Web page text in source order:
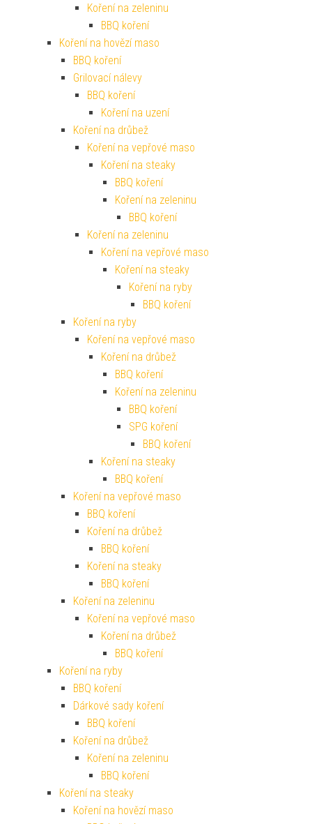
Koření na zeleninu
BBQ koření
Koření na hovězí maso
BBQ koření
Grilovací nálevy
BBQ koření
Koření na uzení
Koření na drůbež
Koření na vepřové maso
Koření na steaky
BBQ koření
Koření na zeleninu
BBQ koření
Koření na zeleninu
Koření na vepřové maso
Koření na steaky
Koření na ryby
BBQ koření
Koření na ryby
Koření na vepřové maso
Koření na drůbež
BBQ koření
Koření na zeleninu
BBQ koření
SPG koření
BBQ koření
Koření na steaky
BBQ koření
Koření na vepřové maso
BBQ koření
Koření na drůbež
BBQ koření
Koření na steaky
BBQ koření
Koření na zeleninu
Koření na vepřové maso
Koření na drůbež
BBQ koření
Koření na ryby
BBQ koření
Dárkové sady koření
BBQ koření
Koření na drůbež
Koření na zeleninu
BBQ koření
Koření na steaky
Koření na hovězí maso